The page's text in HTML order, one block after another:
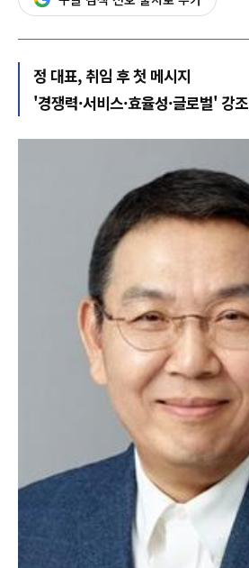
정 대표, 취임 후 첫 메시지
'경쟁력·서비스·효율성·글로벌' 강조